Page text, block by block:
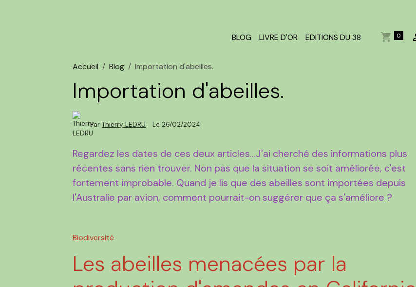
BLOG LIVRE D'OR EDITIONS DU 38 0
Accueil Blog Importation d'abeilles.
Importation d'abeilles.
ParThierry LEDRU Le 26/02/2024
Regardez les dates de ces deux articles...J'ai cherché des informations plus
récentes sans rien trouver. Non pas que la situation se soit améliorée, c'est
fortement improbable. Quand je lis que des abeilles sont importées depuis
l'Australie par avion, comment pourrait-on suggérer que ça s'améliore ?
Biodiversité
Les abeilles menacées par la